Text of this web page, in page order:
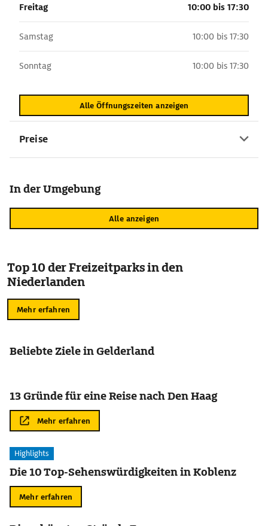
Freitag 10:00 bis 17:30
Samstag 10:00 bis 17:30
Sonntag 10:00 bis 17:30
Alle Öffnungszeiten anzeigen
Preise
In der Umgebung
Alle anzeigen
Top 10 der Freizeitparks in den
Niederlanden
Mehr erfahren
Beliebte Ziele in Gelderland
13 Gründe für eine Reise nach Den Haag
Mehr erfahren
Highlights
Die 10 Top-Sehenswürdigkeiten in Koblenz
Mehr erfahren